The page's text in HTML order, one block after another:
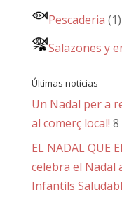
Pescaderia (1)
Salazones y
Últimas noticias
Un Nadal per a
al comerç local! 8
EL NADAL QUE
celebra el Nadal
Infantils